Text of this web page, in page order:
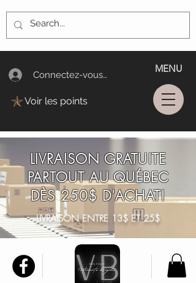
Connectez-vous/Log In
MENU
Voir les points
LIVRAISON GRATUITE
PARTOUT AU QUÉBEC
DÈS 250$ D'ACHAT!
LIVRAISON ENTRE 13$ ET 25$